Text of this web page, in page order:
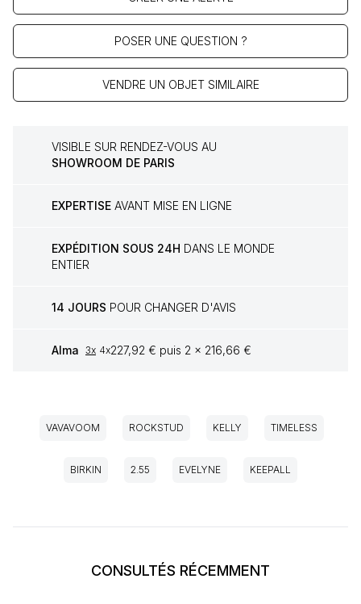
POSER UNE QUESTION ?
VENDRE UN OBJET SIMILAIRE
VISIBLE SUR RENDEZ-VOUS AU
SHOWROOM DE PARIS
EXPERTISE AVANT MISE EN LIGNE
EXPÉDITION SOUS 24H DANS LE MONDE
ENTIER
14 JOURS POUR CHANGER D'AVIS
Alma 3x 4x227,92 € puis 2 x 216,66 €
VAVAVOOM ROCKSTUD KELLY TIMELESS
BIRKIN 2.55 EVELYNE KEEPALL
CONSULTÉS RÉCEMMENT